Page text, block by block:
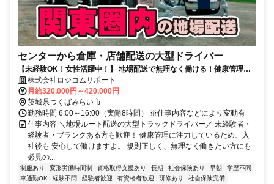
センターから倉庫・店舗配送の大型ドライバー
【未経験OK！女性活躍中！】 地場配送で無理なく働ける！健康管理に
も注力中！ 週休2日も可能！
株式会社ロジコムサポート
月給320,000円～420,000円
茨城県つくばみらい市
勤務時間 6:00～16:00（実働8時間） ※仕事内容などにより変動有
仕事内容 ＼地場ルート配送の大型トラックドライバー／ 未経験者・
経験者・ブランクある方も歓迎！ 健康管理に注力しているため、入
社後も 安心して働けますよ。 規則正しく、無理なく働きたい方にも
必見の...
制服あり 変形労働時間制 資格取得支援あり 長期 社会保険あり 早朝
学歴不問
車通勤OK
経験不問 経験者歓迎 有資格者歓迎 研修あり
社会保険完備